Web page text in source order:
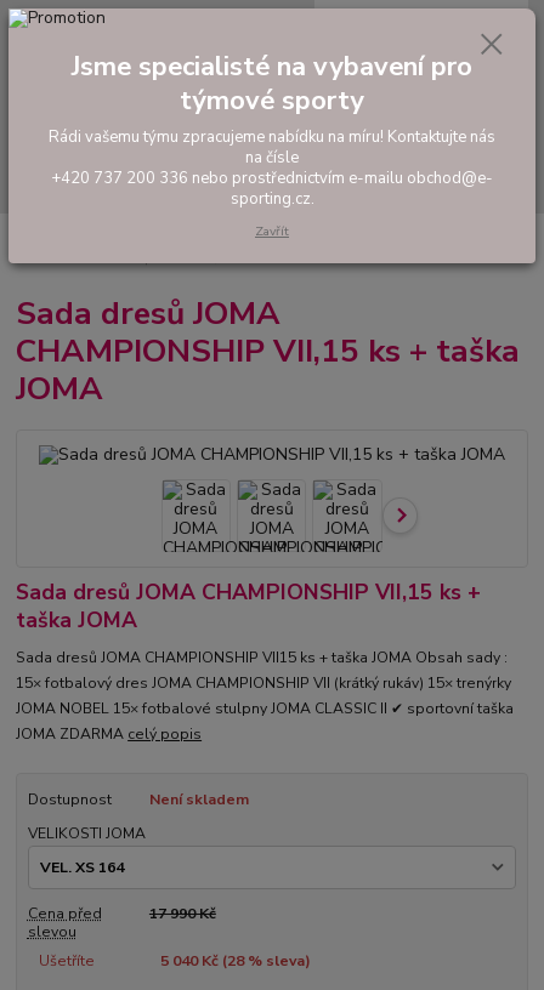
Hledat
tel: +420 737 200 336
0,00 Kč
Akční sady dresů
CHAMPIONSHIP VII,15 ks + taška JOMA
Sada dresů JOMA
CHAMPIONSHIP VII,15 ks + taška
JOMA
Sada dresů JOMA CHAMPIONSHIP VII,15 ks +
taška JOMA
Sada dresů JOMA CHAMPIONSHIP VII15 ks + taška JOMA Obsah sady :
15× fotbalový dres JOMA CHAMPIONSHIP VII (krátký rukáv) 15× trenýrky
JOMA NOBEL 15× fotbalové stulpny JOMA CLASSIC II ✔ sportovní taška
JOMA ZDARMA celý popis
Dostupnost
Není skladem
VELIKOSTI JOMA
Cena před
slevou
17 990 Kč
Ušetříte 5 040 Kč (28% sleva)
Jsme specialisté na vybavení pro
týmové sporty
Rádi vašemu týmu zpracujeme nabídku na míru! Kontaktujte nás
na čísle
+420 737 200 336 nebo prostřednictvím e-mailu obchod@e-
sporting.cz.
Zavřít